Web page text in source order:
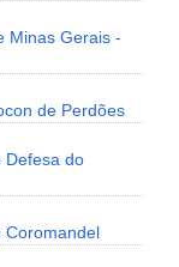
Minas Gerais -
de Perdões
Defesa do
Coromandel